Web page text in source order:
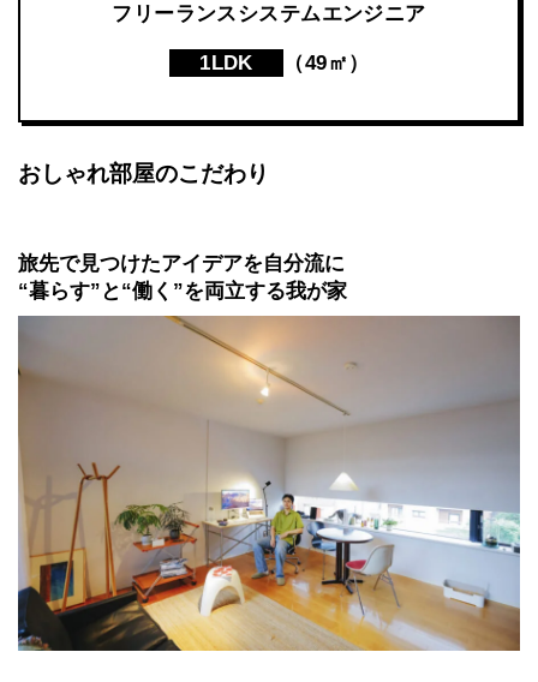
フリーランスシステムエンジニア
1LDK （49㎡）
おしゃれ部屋のこだわり
旅先で見つけたアイデアを自分流に
“暮らす”と“働く”を両立する我が家